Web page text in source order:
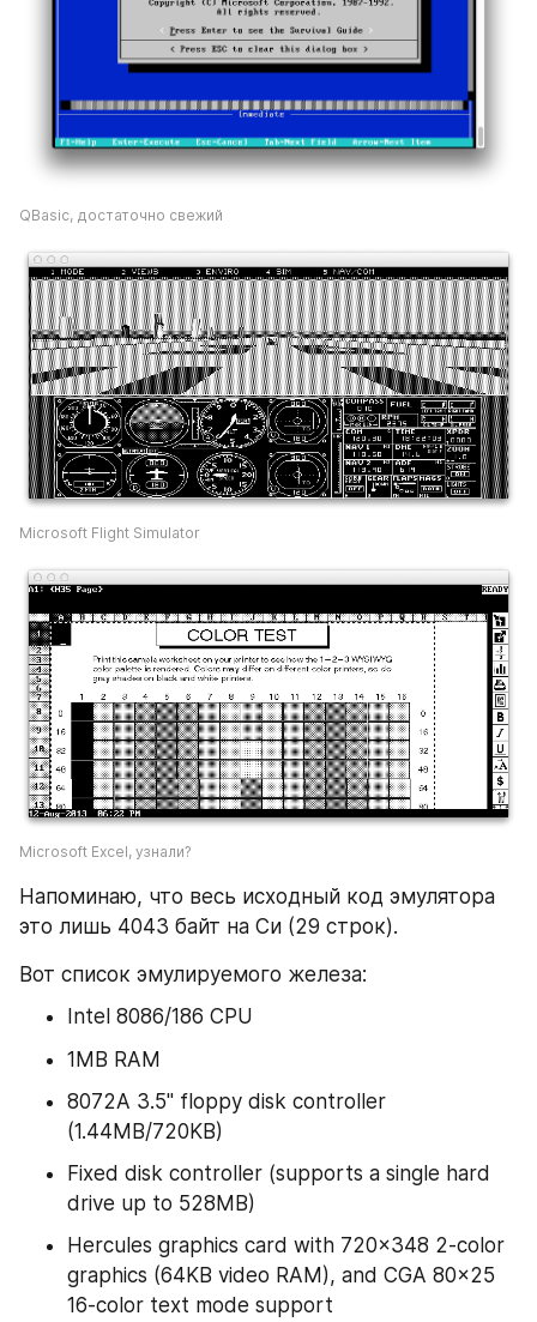
QBasic, достаточно свежий
Microsoft Flight Simulator
Microsoft Excel, узнали?
Напоминаю, что весь исходный код эмулятора
это лишь 4043 байт на Си (29 строк).
Вот список эмулируемого железа:
Intel 8086/186 CPU
1MB RAM
8072A 3.5" floppy disk controller
(1.44MB/720KB)
Fixed disk controller (supports a single hard
drive up to 528MB)
Hercules graphics card with 720x348 2-color
graphics (64KB video RAM), and CGA 80x25
16-color text mode support